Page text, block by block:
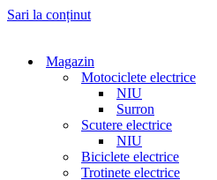
Sari la conținut
Magazin
Motociclete electrice
NIU
Surron
Scutere electrice
NIU
Biciclete electrice
Trotinete electrice